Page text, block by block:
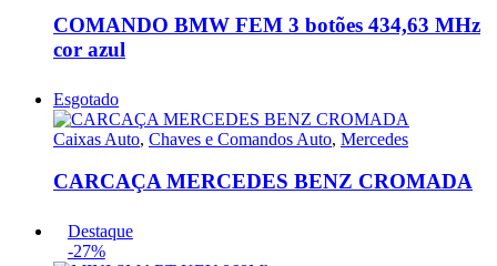
COMANDO BMW FEM 3 botões 434,63 MHz
cor azul
Esgotado
Caixas Auto, Chaves e Comandos Auto, Mercedes
CARCAÇA MERCEDES BENZ CROMADA
Destaque
-27%